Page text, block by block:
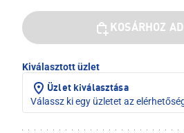
KOSÁRHOZ AD
Kiválasztott üzlet
Üzlet kiválasztása
Válassz ki egy üzletet az